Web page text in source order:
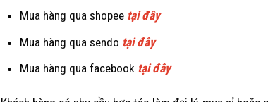
Mua hàng qua shopee tại đây
Mua hàng qua sendo tại đây
Mua hàng qua facebook tại đây